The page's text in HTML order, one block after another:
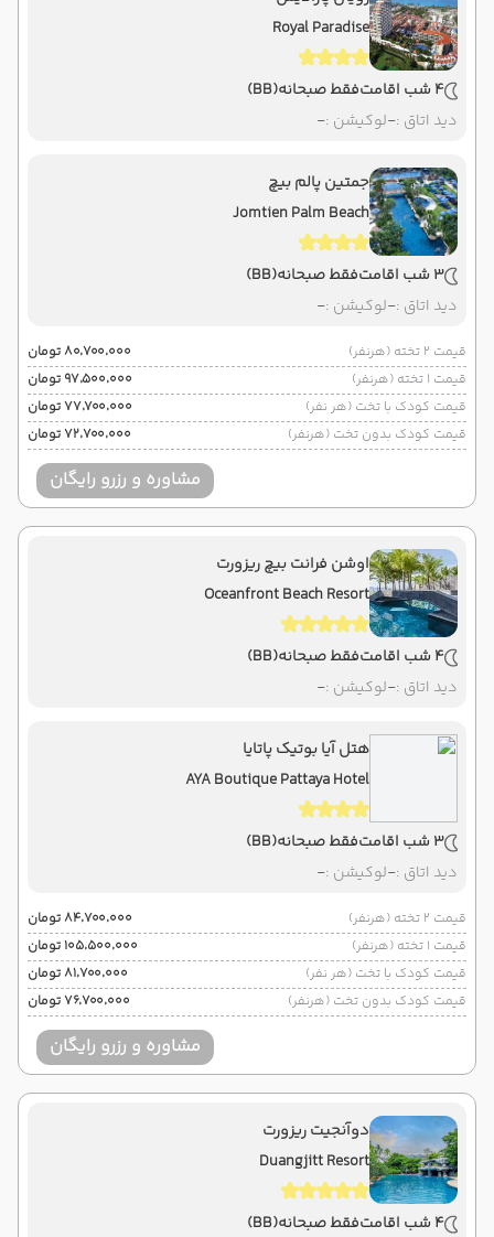
Royal Paradise
4 شب اقامت فقط صبحانه(BB)
دید اتاق :-لوکیشن :-
جمتین پالم بیچ
Jomtien Palm Beach
3 شب اقامت فقط صبحانه(BB)
دید اتاق :-لوکیشن :-
قیمت 2 تخته (هرنفر)
۸۰٬۷۰۰٬۰۰۰ تومان
قیمت 1 تخته (هرنفر)
۹۷٬۵۰۰٬۰۰۰ تومان
قیمت کودک با تخت (هر نفر)
۷۷٬۷۰۰٬۰۰۰ تومان
قیمت کودک بدون تخت (هرنفر)
۷۲٬۷۰۰٬۰۰۰ تومان
مشاوره و رزرو رایگان
اوشن فرانت بیچ ریزورت
Oceanfront Beach Resort
4 شب اقامت فقط صبحانه(BB)
دید اتاق :-لوکیشن :-
هتل آیا بوتیک پاتایا
AYA Boutique Pattaya Hotel
3 شب اقامت فقط صبحانه(BB)
دید اتاق :-لوکیشن :-
قیمت 2 تخته (هرنفر)
۸۴٬۷۰۰٬۰۰۰ تومان
قیمت 1 تخته (هرنفر)
۱۰۵٬۵۰۰٬۰۰۰ تومان
قیمت کودک با تخت (هر نفر)
۸۱٬۷۰۰٬۰۰۰ تومان
قیمت کودک بدون تخت (هرنفر)
۷۶٬۷۰۰٬۰۰۰ تومان
مشاوره و رزرو رایگان
دوآنجیت ریزورت
Duangjitt Resort
4 شب اقامت فقط صبحانه(BB)